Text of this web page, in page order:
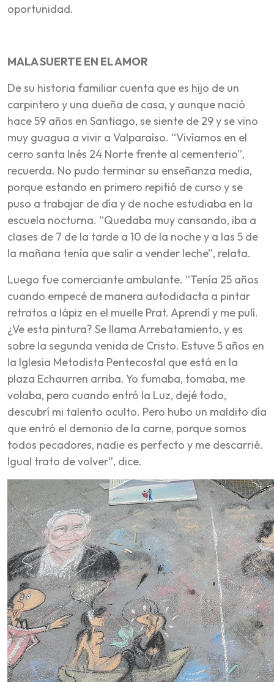
oportunidad.
MALA SUERTE EN EL AMOR
De su historia familiar cuenta que es hijo de un
carpintero y una dueña de casa, y aunque nació
hace 59 años en Santiago, se siente de 29 y se vino
muy guagua a vivir a Valparaíso. “Vivíamos en el
cerro santa Inés 24 Norte frente al cementerio”,
recuerda. No pudo terminar su enseñanza media,
porque estando en primero repitió de curso y se
puso a trabajar de día y de noche estudiaba en la
escuela nocturna. “Quedaba muy cansando, iba a
clases de 7 de la tarde a 10 de la noche y a las 5 de
la mañana tenía que salir a vender leche”, relata.
Luego fue comerciante ambulante. “Tenía 25 años
cuando empecé de manera autodidacta a pintar
retratos a lápiz en el muelle Prat. Aprendí y me pulí.
¿Ve esta pintura? Se llama Arrebatamiento, y es
sobre la segunda venida de Cristo. Estuve 5 años en
la Iglesia Metodista Pentecostal que está en la
plaza Echaurren arriba. Yo fumaba, tomaba, me
volaba, pero cuando entró la Luz, dejé todo,
descubrí mi talento oculto. Pero hubo un maldito día
que entró el demonio de la carne, porque somos
todos pecadores, nadie es perfecto y me descarrié.
Igual trato de volver”, dice.